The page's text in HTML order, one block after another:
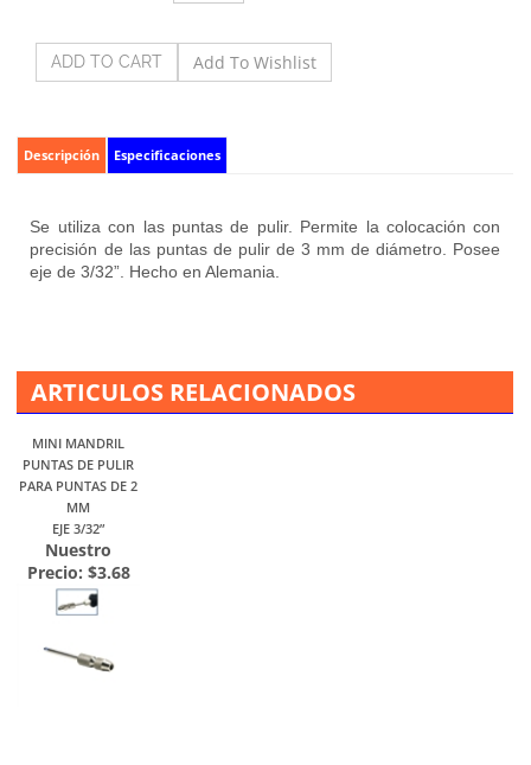
Descripción Especificaciones
Se utiliza con las puntas de pulir. Permite la colocación con
precisión de las puntas de pulir de 3 mm de diámetro. Posee
eje de 3/32”.
ARTICULOS RELACIONADOS
MINI MANDRIL
PUNTAS DE PULIR
PARA PUNTAS DE 2
MM
EJE 3/32”
Nuestro
Precio:$3.68